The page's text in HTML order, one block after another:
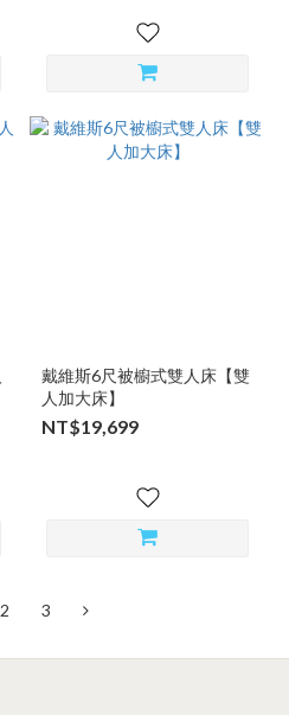
戴維斯6尺被櫥式雙人床【雙
人加大床】
NT$19,699
2 3